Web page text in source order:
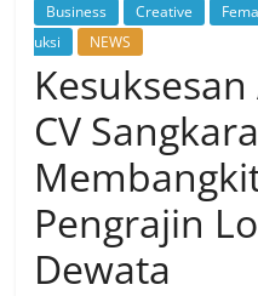
Business Creative
uksi
NEWS
CV
Pengrajin
Dewata